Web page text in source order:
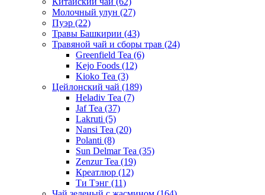
Молочный улун (27)
Пуэр (22)
Травы Башкирии (43)
Травяной чай и сборы трав (24)
Greenfield Tea (6)
Kejo Foods (12)
Kioko Tea (3)
Цейлонский чай (189)
Heladiv Tea (7)
Jaf Tea (37)
Lakruti (5)
Nansi Tea (20)
Polanti (8)
Sun Delmar Tea (35)
Zenzur Tea (19)
Креатлюр (12)
Ти Тэнг (11)